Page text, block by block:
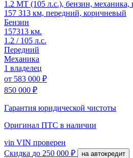
1.2 MT (105 л.с.), бензин,
157 313 км, передний, коричневый
Бензин
157313 км.
1.2 / 105 л.с.
Передний
Механика
1 владелец
от 583 000 ₽
850 000 ₽
Гарантия юридической чистоты
Оригинал ПТС в наличии
vin VIN проверен
Скидка до 250 000 ₽ на автокредит